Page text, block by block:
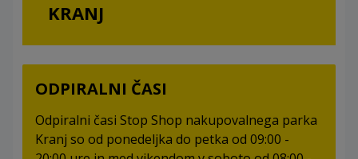
KRANJ
ODPIRALNI ČASI
Odpiralni časi Stop Shop nakupovalnega parka
Kranj so od ponedeljka do petka od 09:00 -